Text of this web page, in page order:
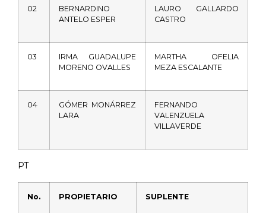
02
BERNARDINO
ANTELO ESPER
LAURO
GALLARDO
CASTRO
03 IRMA
GUADALUPE
MORENO OVALLES
MARTHA
OFELIA
MEZA ESCALANTE
04 GÓMER MONÁRREZ
LARA
FERNANDO
VALENZUELA
VILLAVERDE
PT
No. PROPIETARIO SUPLENTE